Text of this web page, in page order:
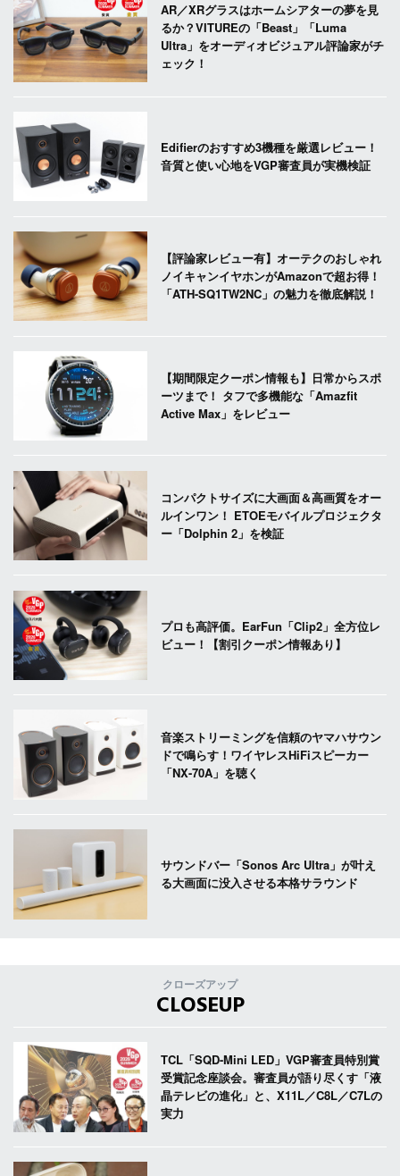
AR／XRグラスはホームシアターの夢を見
るか？VITUREの「Beast」「Luma
Ultra」をオーディオビジュアル評論家がチ
ェック！
Edifierのおすすめ3機種を厳選レビュー！
音質と使い心地をVGP審査員が実機検証
【評論家レビュー有】オーテクのおしゃれ
ノイキャンイヤホンがAmazonで超お得！
「ATH-SQ1TW2NC」の魅力を徹底解説！
【期間限定クーポン情報も】日常からスポ
ーツまで！ タフで多機能な「Amazfit
Active Max」をレビュー
コンパクトサイズに大画面＆高画質をオー
ルインワン！ ETOEモバイルプロジェクタ
ー「Dolphin 2」を検証
プロも高評価。EarFun「Clip2」全方位レ
ビュー！【割引クーポン情報あり】
音楽ストリーミングを信頼のヤマハサウン
ドで鳴らす！ワイヤレスHiFiスピーカー
「NX-70A」を聴く
サウンドバー「Sonos Arc Ultra」が叶え
る大画面に没入させる本格サラウンド
クローズアップ
CLOSEUP
TCL「SQD-Mini LED」VGP審査員特別賞
受賞記念座談会。審査員が語り尽くす「液
晶テレビの進化」と、X11L／C8L／C7Lの
実力